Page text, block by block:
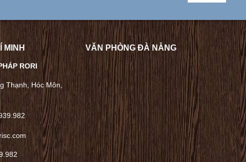
MINH
RORI
Thạnh, Hóc Môn,
VĂN PHÒNG ĐÀ NẴNG